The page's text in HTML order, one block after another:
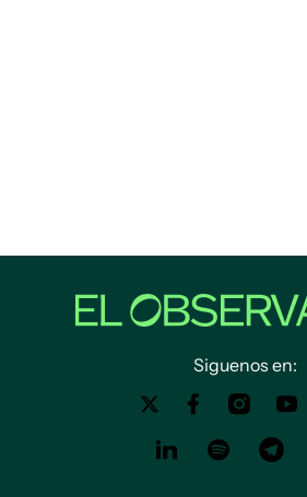
Siguenos en: